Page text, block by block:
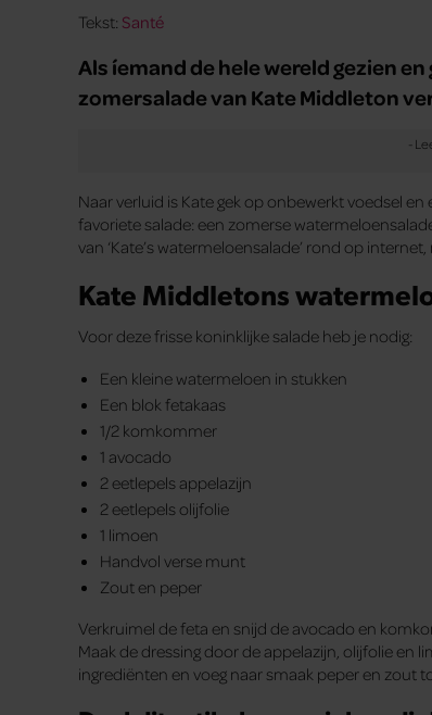
Tekst: Santé
Als íemand de hele wereld gezien
zomersalade van Kate Middleton
Naar verluid is Kate gek op onbewerkt voedsel
favoriete salade: een zomerse
van ‘Kate’s watermeloensalade’ rond op
Kate Middletons
Voor deze frisse koninklijke salade heb je nodig:
Een kleine watermeloen in stukken
Een blok fetakaas
1/2 komkommer
1 avocado
2 eetlepels appelazijn
2 eetlepels olijfolie
1 limoen
Handvol verse munt
Zout en peper
Verkruimel de feta en snijd de avocado en
Maak de dressing door de appelazijn, olijfolie en
ingrediënten en voeg naar smaak peper en zout